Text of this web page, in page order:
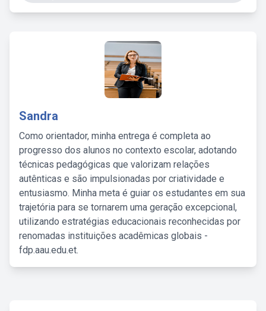
Sandra
Como orientador, minha entrega é completa ao
progresso dos alunos no contexto escolar, adotando
técnicas pedagógicas que valorizam relações
autênticas e são impulsionadas por criatividade e
entusiasmo. Minha meta é guiar os estudantes em sua
trajetória para se tornarem uma geração excepcional,
utilizando estratégias educacionais reconhecidas por
renomadas instituições acadêmicas globais -
fdp.aau.edu.et.